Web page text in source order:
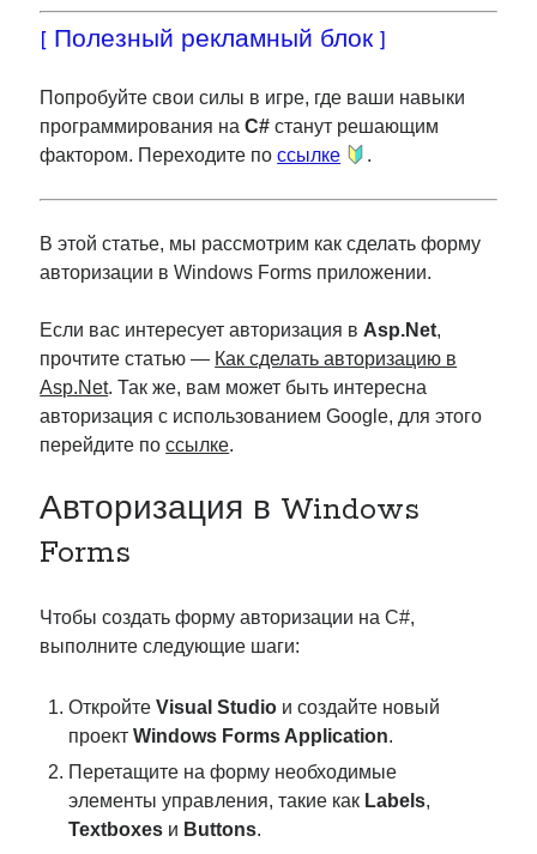
[ Полезный рекламный блок ]
Попробуйте свои силы в игре, где ваши навыки
программирования наC# станут решающим
фактором. Переходите поссылке .
В этой статье, мы рассмотрим как сделать форму
авторизации в Windows Forms приложении.
Если вас интересует авторизация в Asp.Net,
прочтите статью — Как сделать авторизацию в
Asp.Net. Так же, вам может быть интересна
авторизация с использованием Google, для этого
перейдите поссылке.
Авторизация в Windows
Forms
Чтобы создать форму авторизации на C#,
выполните следующие шаги:
ОткройтеVisual Studio и создайте новый
проектWindows Forms Application.
Перетащите на форму необходимые
элементы управления, такие как Labels,
Textboxes и Buttons.